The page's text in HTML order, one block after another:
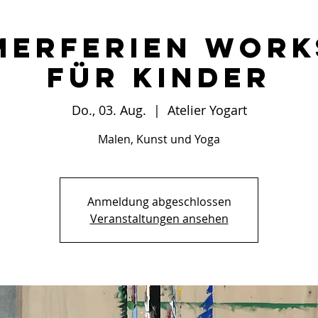
für Kinder
Do., 03. Aug.
  |
Atelier Yogart
Malen, Kunst und Yoga
Anmeldung abgeschlossen
Veranstaltungen ansehen